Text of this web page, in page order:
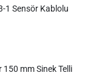
1 Sensör Kablolu
mm Sinek Telli